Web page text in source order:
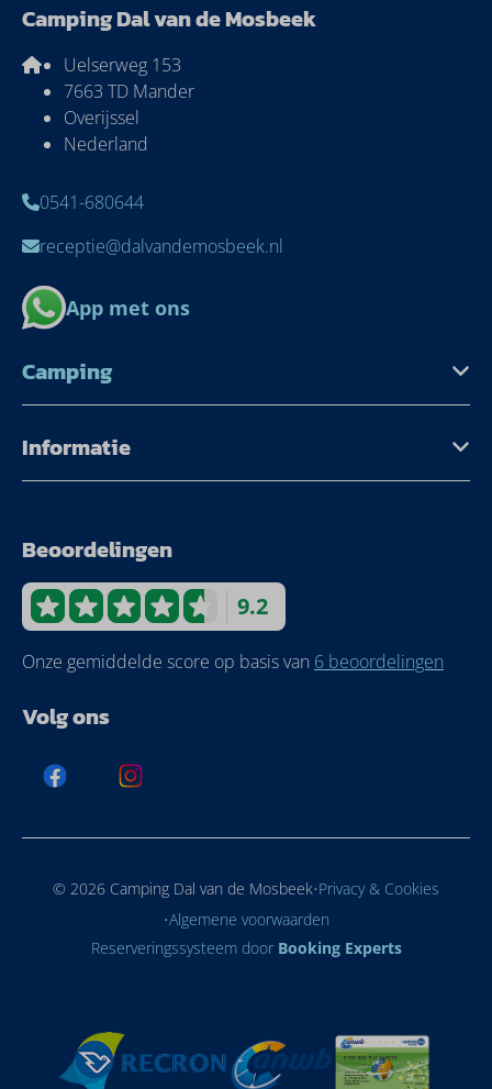
Camping Dal van de Mosbeek
Uelserweg 153
7663 TD Mander
Overijssel
Nederland
0541-680644
receptie@dalvandemosbeek.nl
App met ons
Camping
Informatie
Beoordelingen
9.2
Onze gemiddelde score op basis van 6 beoordelingen
Volg ons
© 2026 Camping Dal van de Mosbeek·Privacy & Cookies
·Algemene voorwaarden
Reserveringssysteem door Booking Experts